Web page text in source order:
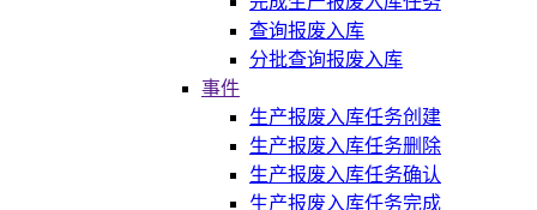
查询报废入库
分批查询报废入库
事件
生产报废入库任务创建
生产报废入库任务删除
生产报废入库任务确认
生产报废入库任务完成